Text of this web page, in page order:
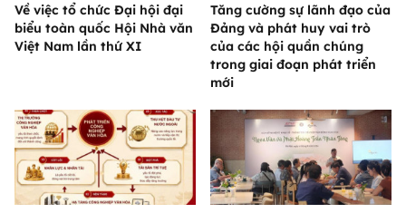
Về việc tổ chức Đại hội đại
biểu toàn quốc Hội Nhà văn
Việt Nam lần thứ XI
Tăng cường sự lãnh đạo của
Đảng và phát huy vai trò
của các hội quần chúng
trong giai đoạn phát triển
mới